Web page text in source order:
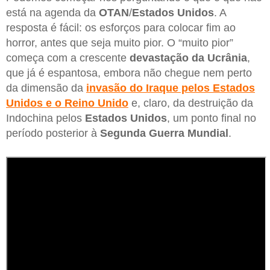
está na agenda da OTAN/Estados Unidos. A
resposta é fácil: os esforços para colocar fim ao
horror, antes que seja muito pior. O “muito pior”
começa com a crescente devastação da Ucrânia,
que já é espantosa, embora não chegue nem perto
da dimensão da invasão do Iraque pelos Estados
Unidos e o Reino Unido e, claro, da destruição da
Indochina pelos Estados Unidos, um ponto final no
período posterior à Segunda Guerra Mundial.